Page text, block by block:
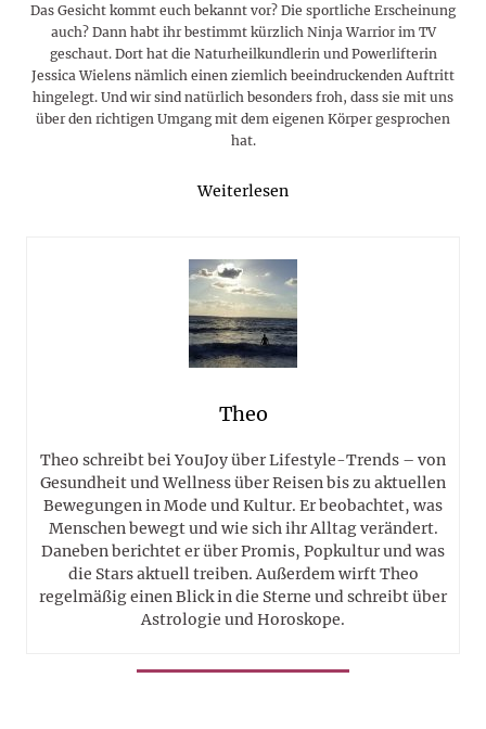
Das Gesicht kommt euch bekannt vor? Die sportliche Erscheinung
auch? Dann habt ihr bestimmt kürzlich Ninja Warrior im TV
geschaut. Dort hat die Naturheilkundlerin und Powerlifterin
Jessica Wielens nämlich einen ziemlich beeindruckenden Auftritt
hingelegt. Und wir sind natürlich besonders froh, dass sie mit uns
über den richtigen Umgang mit dem eigenen Körper gesprochen
hat.
Weiterlesen
Theo
Theo schreibt bei YouJoy über Lifestyle-Trends – von
Gesundheit und Wellness über Reisen bis zu aktuellen
Bewegungen in Mode und Kultur. Er beobachtet, was
Menschen bewegt und wie sich ihr Alltag verändert.
Daneben berichtet er über Promis, Popkultur und was
die Stars aktuell treiben. Außerdem wirft Theo
regelmäßig einen Blick in die Sterne und schreibt über
Astrologie und Horoskope.